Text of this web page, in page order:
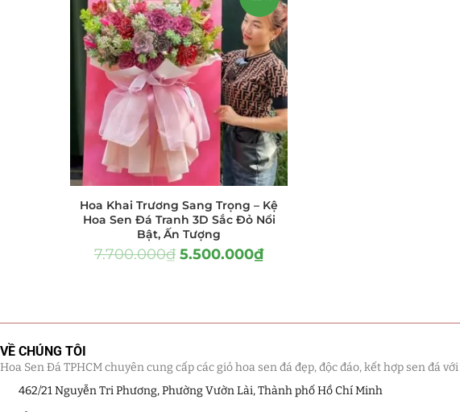
Chậu Sen Đá Mini
Hồ Điệp và Hoa Sen đá (289)
Lan Hồ Điệp Truyền Thống
(132)
Lũa Hồ Điệp Sen Đá
(91)
Tiểu Cảnh Lan Sen Đá (63)
Hoa Ngày Lễ 8/3 (38)
Hoa Tặng 14/2 (16)
Quà Tặng (507)
(41)
Quà Tặng Khách Hàng
Hoa Khai Trương Sang Trọng – Kệ
Hoa Sen Đá Tranh 3D Sắc Đỏ Nổi
Bật, Ấn Tượng
7.700.000₫ 5.500.000₫
VỀ CHÚNG TÔI
Hoa Sen Đá TPHCM chuyên cung cấp các giỏ hoa sen đá đẹp, độc đáo, kết hợp sen đá
462/21 Nguyễn Tri Phương, Phường Vườn Lài, Thành phố Hồ Chí Minh